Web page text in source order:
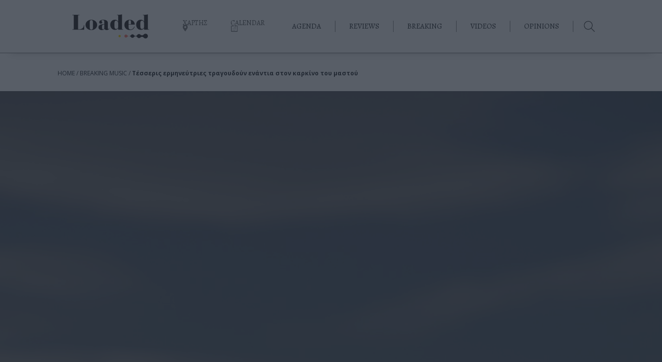
ΧΑΡΤΗΣ CALENDAR AGENDA REVIEWS BREAKING VIDEOS OPINIONS
HOME / BREAKING MUSIC / Τέσσερις ερμηνεύτριες τραγουδούν ενάντια στον καρκίνο του μαστού